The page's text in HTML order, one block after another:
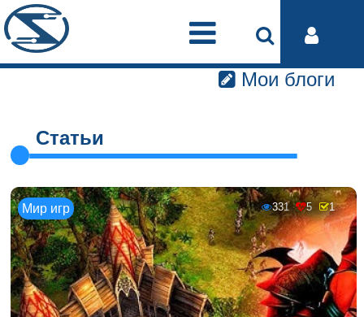
Мои блоги
Статьи
Мир игр 331 5 1